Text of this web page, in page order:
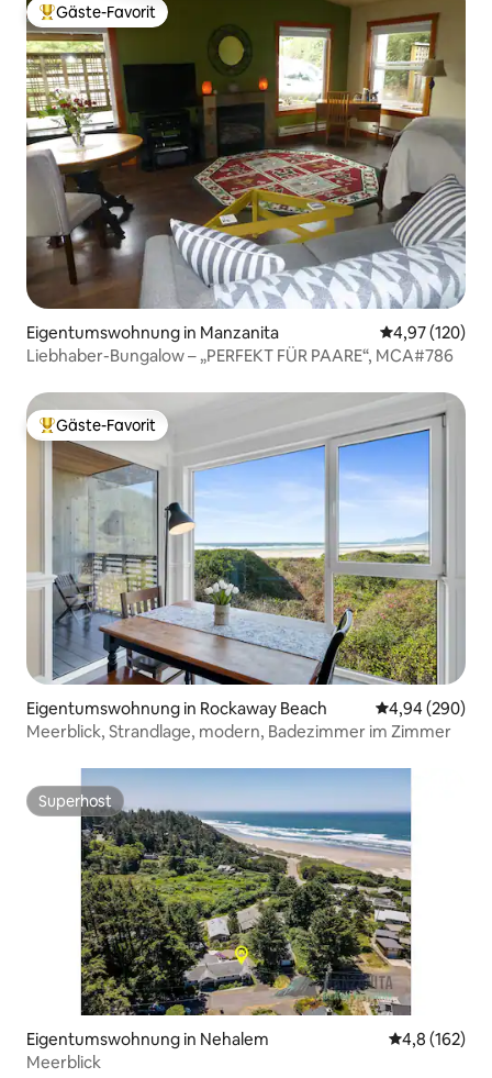
Beliebter Gäste-Favorit.
Gäste-Favorit
Eigentumswohnung in Manzanita
4,97 (120)
Liebhaber-Bungalow – „PERFEKT FÜR PAARE“, MCA#786
Beliebter Gäste-Favorit.
Gäste-Favorit
Eigentumswohnung in Rockaway Beach
4,94 (290)
Meerblick, Strandlage, modern, Badezimmer im Zimmer
Superhost
Superhost
Eigentumswohnung in Nehalem
4,8 (162)
Meerblick